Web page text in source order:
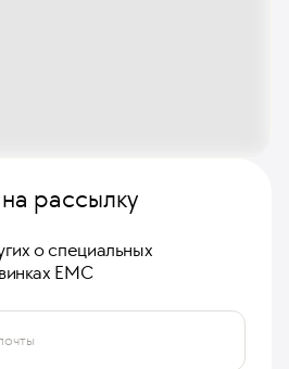
рассылку
о специальных
ЕМС